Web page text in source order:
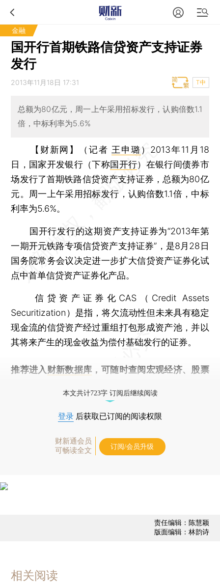
金融
国开行首期铁路信贷资产支持证券
发行
2013年11月18日 17:31 T中
总额为80亿元，周一上午采用招标发行，认购倍数1.1
倍，中标利率为5.6%
【财新网】（记者 王申璐 ） 2013年11月18
日，国家开发银行（下称国开行）在银行间债券市
场发行了首期铁路信贷资产支持证券，总额为80亿
元。周一上午采用招标发行，认购倍数1.1倍，中标
利率为5.6%。
国开行发行的这期资产支持证券为“2013年第
一期开元铁路专项信贷资产支持证券”，是8月28日
国务院常务会议决定进一步扩大信贷资产证券化试
点中首单信贷资产证券化产品。
信贷资产证券化CAS（Credit Assets
Securitization）是指，将欠流动性但未来具有稳定
现金流的信贷资产经过重组打包形成资产池，并以
其将来产生的现金收益为偿付基础发行的证券。
推荐进入 财新数据库 ，可随时查阅宏观经济、股票
本文共计723字 订阅后继续阅读
登录 后获取已订阅的阅读权限
财新通会员
可畅读全文
订阅/会员升级
责任编辑：陈慧颖
版面编辑：林韵诗
相关阅读